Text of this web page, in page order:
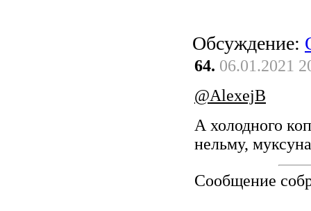
Обсуждение:
64. 06.01.2021
@AlexejB
А холодного
нельму,
Сообщение